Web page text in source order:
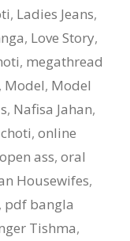
, Ladies Jeans,
, Love Story,
, megathread
, Model, Model
, Nafisa Jahan,
, online
open ass, oral
Housewifes,
, pdf bangla
Tishma,